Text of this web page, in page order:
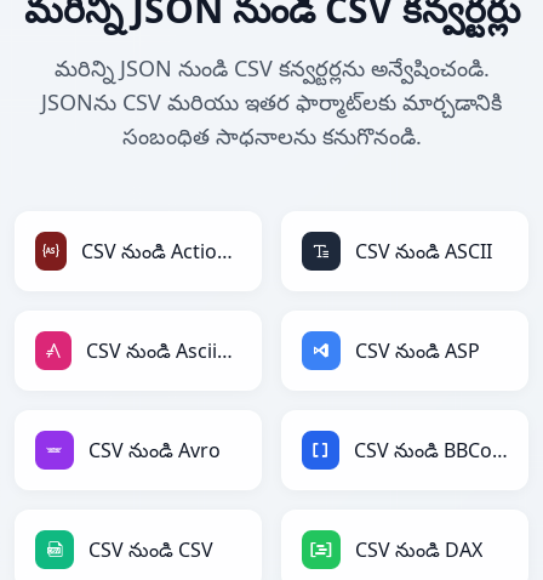
మరిన్ని JSON నుండి CSV కన్వర్టర్లను అన్వేషించండి.
JSONను CSV మరియు ఇతర ఫార్మాట్‌లకు మార్చడానికి
సంబంధిత సాధనాలను కనుగొనండి.
CSV నుండి ActionScript CSV నుండి ASCII
CSV నుండి AsciiDoc CSV నుండి ASP
CSV నుండి Avro CSV నుండి BBCode
CSV నుండి CSV CSV నుండి DAX